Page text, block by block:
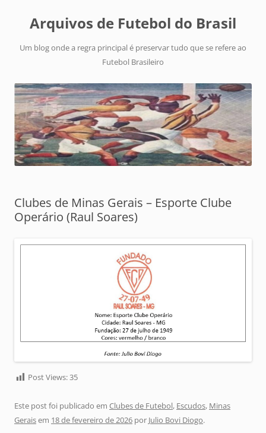
Arquivos de Futebol do Brasil
Um blog onde a regra principal é preservar tudo que se refere ao
Futebol Brasileiro
Clubes de Minas Gerais – Esporte Clube
Operário (Raul Soares)
Post Views:35
Este post foi publicado em Clubes de Futebol, Escudos, Minas
Geraisem 18 de fevereiro de 2026 por Julio Bovi Diogo.